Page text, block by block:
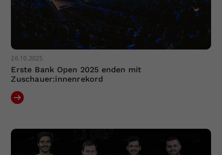
26.10.2025
Erste Bank Open 2025 enden mit
Zuschauer:innenrekord